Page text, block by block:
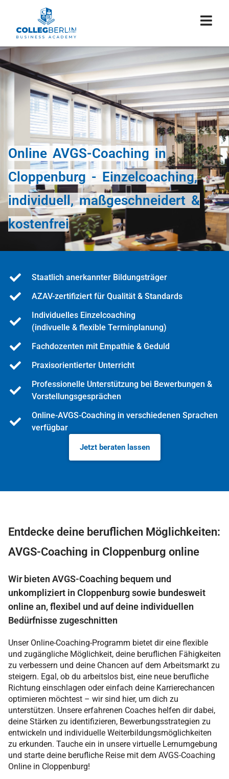
Online AVGS-Coaching in
Cloppenburg - Einzelcoaching,
individuell, maßgeschneidert &
kostenfrei
Staatlich anerkannter Bildungsträger
AZAV-zertifiziert für Qualität & Standards
Individuelles Einzelcoaching
(indivuelle & flexible Terminplanung)
Fachdozenten mit Empathie & Geduld
Praxisorientierter Unterricht
Professionelle Unterstützung bei Bewerbungen &
Vorstellungsgesprächen
Online-AVGS-Coaching in verschiedenen Sprachen
verfügbar
Jetzt beraten lassen
Entdecke deine beruflichen Möglichkeiten:
AVGS-Coaching in Cloppenburg online
Wir bieten AVGS-Coaching bequem und
unkompliziert in Cloppenburg sowie bundesweit
online an, flexibel und auf deine individuellen
Bedürfnisse zugeschnitten
Unser Online-Coaching-Programm bietet dir eine flexible
und zugängliche Möglichkeit, deine beruflichen Fähigkeiten
zu verbessern und deine Chancen auf dem Arbeitsmarkt zu
steigern. Egal, ob du arbeitslos bist, eine neue berufliche
Richtung einschlagen oder einfach deine Karrierechancen
optimieren möchtest – wir sind hier, um dich zu
unterstützen. Unsere erfahrenen Coaches helfen dir dabei,
deine Stärken zu identifizieren, Bewerbungsstrategien zu
entwickeln und individuelle Weiterbildungsmöglichkeiten
zu erkunden. Tauche ein in unsere virtuelle Lernumgebung
und starte deine berufliche Reise mit dem AVGS-Coaching
Online in Cloppenburg!